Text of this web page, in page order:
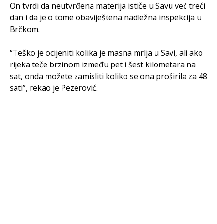
On tvrdi da neutvrđena materija ističe u Savu već treći
dan i da je o tome obaviještena nadležna inspekcija u
Brčkom.
“Teško je ocijeniti kolika je masna mrlja u Savi, ali ako
rijeka teče brzinom između pet i šest kilometara na
sat, onda možete zamisliti koliko se ona proširila za 48
sati”, rekao je Pezerović.